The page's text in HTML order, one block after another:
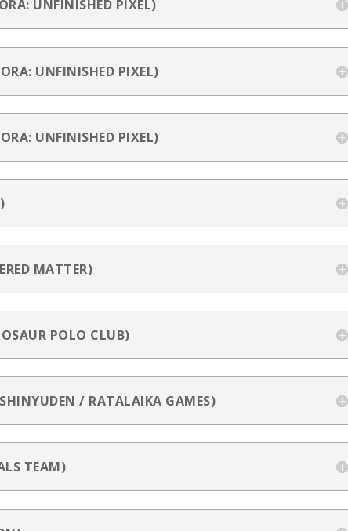
UNFINISHED PIXEL)
UNFINISHED PIXEL)
UNFINISHED PIXEL)
MATTER)
POLO CLUB)
/ RATALAIKA GAMES)
TEAM)